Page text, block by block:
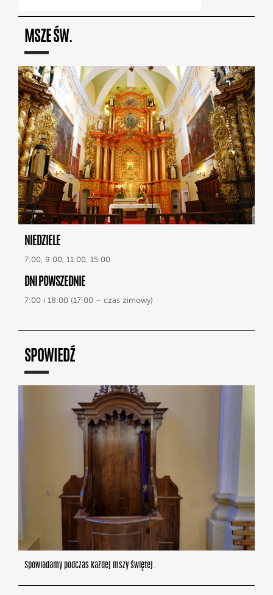
MSZE ŚW.
NIEDZIELE
7:00, 9:00, 11:00, 15:00
DNI POWSZEDNIE
7:00 i 18:00 (17:00 – czas zimowy)
SPOWIEDŹ
Spowiadamy podczas każdej mszy świętej.